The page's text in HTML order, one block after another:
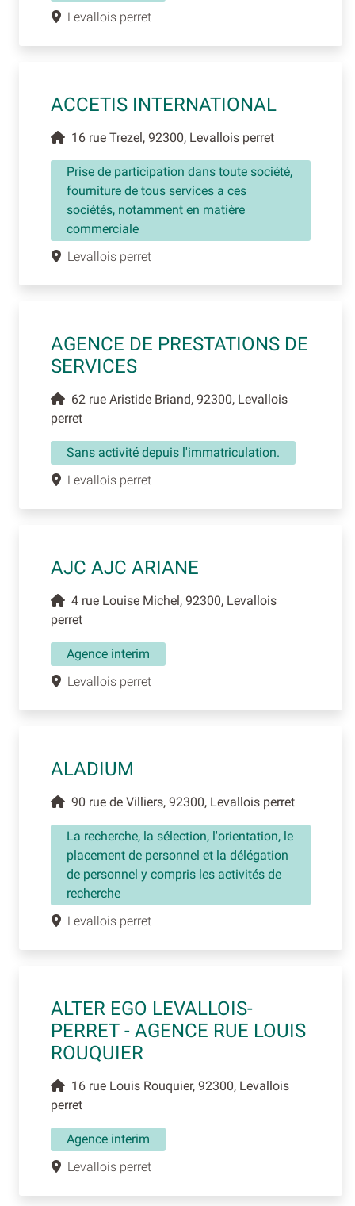
Levallois perret
ACCETIS INTERNATIONAL
16 rue Trezel, 92300, Levallois perret
Prise de participation dans toute société,
fourniture de tous services a ces
sociétés, notamment en matière
commerciale
Levallois perret
AGENCE DE PRESTATIONS DE
SERVICES
62 rue Aristide Briand, 92300, Levallois
perret
Sans activité depuis l'immatriculation.
Levallois perret
AJC AJC ARIANE
4 rue Louise Michel, 92300, Levallois
perret
Agence interim
Levallois perret
ALADIUM
90 rue de Villiers, 92300, Levallois perret
La recherche, la sélection, l'orientation, le
placement de personnel et la délégation
de personnel y compris les activités de
recherche
Levallois perret
ALTER EGO LEVALLOIS-
PERRET - AGENCE RUE LOUIS
ROUQUIER
16 rue Louis Rouquier, 92300, Levallois
perret
Agence interim
Levallois perret